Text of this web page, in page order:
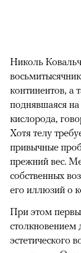
Николь
континентов, а
поднявшаяся
кислорода,
Хотя телу
привычные
прежний вес.
собственных
его иллюзий о
При этом
столкновением
эстетического